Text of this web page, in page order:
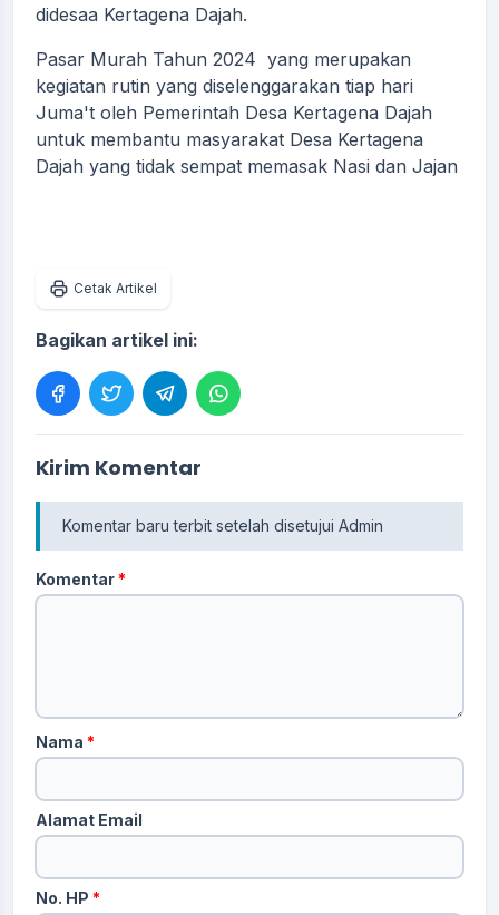
didesaa Kertagena Dajah.
Pasar Murah Tahun 2024 yang merupakan
kegiatan rutin yang diselenggarakan tiap hari
Juma't oleh Pemerintah Desa Kertagena Dajah
untuk membantu masyarakat Desa Kertagena
Dajah yang tidak sempat memasak Nasi dan Jajan
Cetak Artikel
Bagikan artikel ini:
Kirim Komentar
Komentar baru terbit setelah disetujui Admin
Komentar*
Nama *
Alamat Email
No. HP *